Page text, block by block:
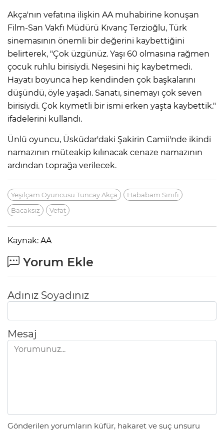
Akça'nın vefatına ilişkin AA muhabirine konuşan
Film-San Vakfı Müdürü Kıvanç Terzioğlu, Türk
sinemasının önemli bir değerini kaybettiğini
belirterek, "Çok üzgünüz. Yaşı 60 olmasına rağmen
çocuk ruhlu birisiydi. Neşesini hiç kaybetmedi.
Hayatı boyunca hep kendinden çok başkalarını
düşündü, öyle yaşadı. Sanatı, sinemayı çok seven
birisiydi. Çok kıymetli bir ismi erken yaşta kaybettik."
ifadelerini kullandı.
Ünlü oyuncu, Üsküdar'daki Şakirin Camii'nde ikindi
namazının müteakip kılınacak cenaze namazının
ardından toprağa verilecek.
Yeşilçam Oyuncusu Tuncay Akça
Hababam Sınıfı
Bacaksız
Vefat
Kaynak: AA
Yorum Ekle
Adınız Soyadınız
Mesaj
Gönderilen yorumların küfür, hakaret ve suç unsuru